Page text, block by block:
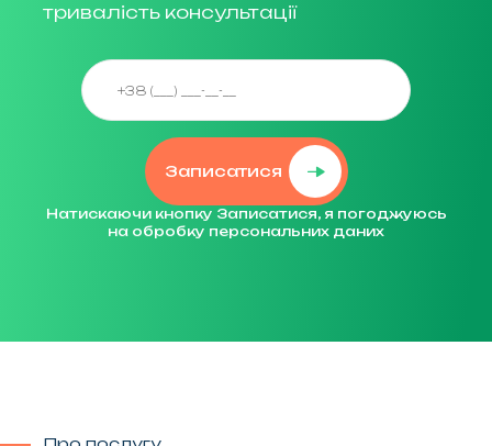
тривалість консультації
Записатися
Натискаючи кнопку Записатися, я погоджуюсь
на обробку персональних даних